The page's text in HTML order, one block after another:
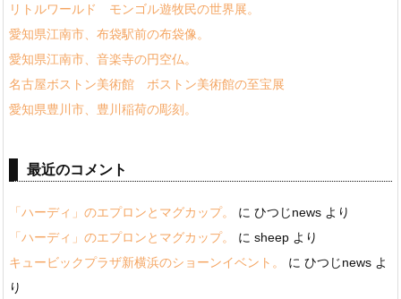
リトルワールド モンゴル遊牧民の世界展。
愛知県江南市、布袋駅前の布袋像。
愛知県江南市、音楽寺の円空仏。
名古屋ボストン美術館 ボストン美術館の至宝展
愛知県豊川市、豊川稲荷の彫刻。
最近のコメント
「ハーディ」のエプロンとマグカップ。 に ひつじnews より
「ハーディ」のエプロンとマグカップ。
に sheep より
キュービックプラザ新横浜のショーンイベント。
に ひつじnews よ
り